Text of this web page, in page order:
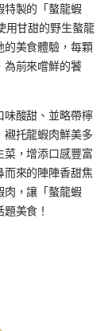
特製的「螯龍蝦
用甘甜的野生螯龍
的美食體驗，每顆
為前來嚐鮮的饕
味酸甜、並略帶檸
襯托龍蝦肉鮮美多
菜，增添口感豐富
而來的陣陣香甜焦
肉，讓「螯龍蝦
美食！